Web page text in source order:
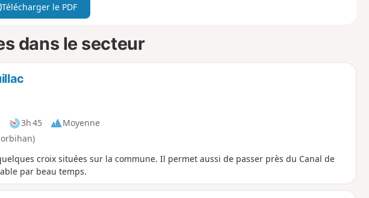
Télécharger le PDF
dans le secteur
3h 45
Moyenne
croix situées sur la commune. Il permet aussi de passer près du Canal de
par beau temps.